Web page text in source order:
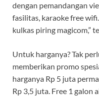
dengan pemandangan
fasilitas, karaoke free
kulkas piring magicom,”
Untuk harganya? Tak
memberikan promo
harganya Rp 5 juta
Rp 3,5 juta. Free 1 galon